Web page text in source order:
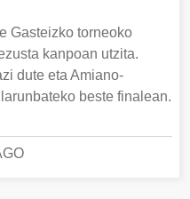
Gasteizko torneoko
kanpoan utzita.
dute eta Amiano-
beste finalean.